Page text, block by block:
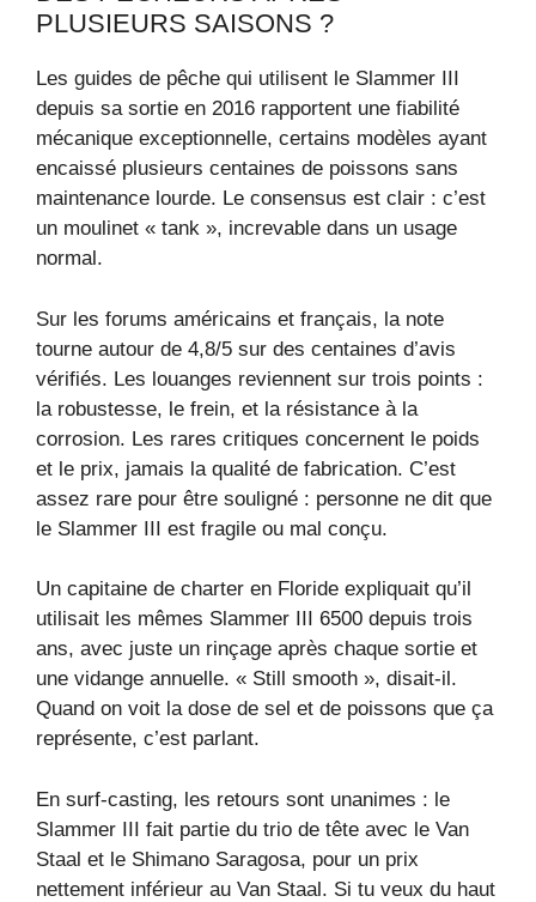
PLUSIEURS SAISONS ?
Les guides de pêche qui utilisent le Slammer III
depuis sa sortie en 2016 rapportent une fiabilité
mécanique exceptionnelle, certains modèles ayant
encaissé plusieurs centaines de poissons sans
maintenance lourde. Le consensus est clair : c’est
un moulinet « tank », increvable dans un usage
normal.
Sur les forums américains et français, la note
tourne autour de 4,8/5 sur des centaines d’avis
vérifiés. Les louanges reviennent sur trois points :
la robustesse, le frein, et la résistance à la
corrosion. Les rares critiques concernent le poids
et le prix, jamais la qualité de fabrication. C’est
assez rare pour être souligné : personne ne dit que
le Slammer III est fragile ou mal conçu.
Un capitaine de charter en Floride expliquait qu’il
utilisait les mêmes Slammer III 6500 depuis trois
ans, avec juste un rinçage après chaque sortie et
une vidange annuelle. « Still smooth », disait-il.
Quand on voit la dose de sel et de poissons que ça
représente, c’est parlant.
En surf-casting, les retours sont unanimes : le
Slammer III fait partie du trio de tête avec le Van
Staal et le Shimano Saragosa, pour un prix
nettement inférieur au Van Staal. Si tu veux du haut